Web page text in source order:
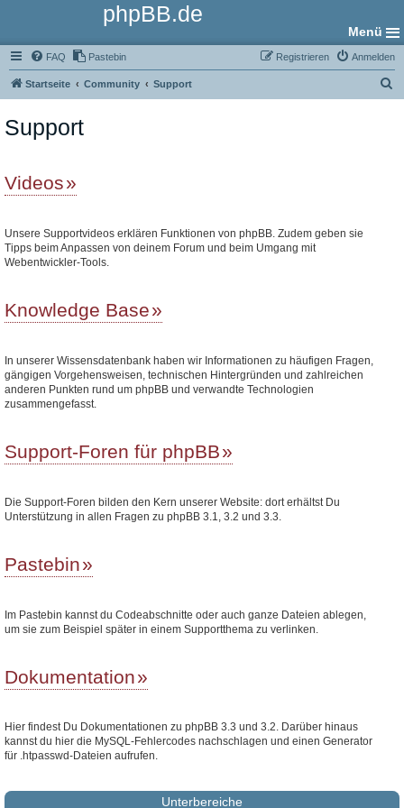
phpBB.de
Menü
FAQ Pastebin Anmelden
Registrieren
Startseite Community Support
Support
Videos
Unsere Supportvideos erklären Funktionen von phpBB. Zudem geben sie
Tipps beim Anpassen von deinem Forum und beim Umgang mit
Webentwickler-Tools.
Knowledge Base
In unserer Wissensdatenbank haben wir Informationen zu häufigen Fragen,
gängigen Vorgehensweisen, technischen Hintergründen und zahlreichen
anderen Punkten rund um phpBB und verwandte Technologien
zusammengefasst.
Support-Foren für phpBB
Die Support-Foren bilden den Kern unserer Website: dort erhältst Du
Unterstützung in allen Fragen zu phpBB 3.1, 3.2 und 3.3.
Pastebin
Im Pastebin kannst du Codeabschnitte oder auch ganze Dateien ablegen,
um sie zum Beispiel später in einem Supportthema zu verlinken.
Dokumentation
Hier findest Du Dokumentationen zu phpBB 3.3 und 3.2. Darüber hinaus
kannst du hier die MySQL-Fehlercodes nachschlagen und einen Generator
für .htpasswd-Dateien aufrufen.
Unterbereiche